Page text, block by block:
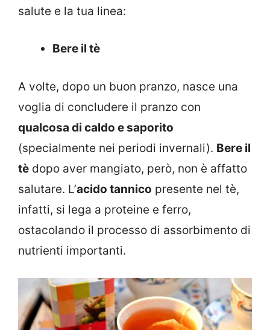
salute e la tua linea:
Bere il tè
A volte, dopo un buon pranzo, nasce una
voglia di concludere il pranzo con
qualcosa di caldo e saporito
(specialmente nei periodi invernali). Bere il
tè dopo aver mangiato, però, non è affatto
salutare. L’acido tannico presente nel tè,
infatti, si lega a proteine e ferro,
ostacolando il processo di assorbimento di
nutrienti importanti.